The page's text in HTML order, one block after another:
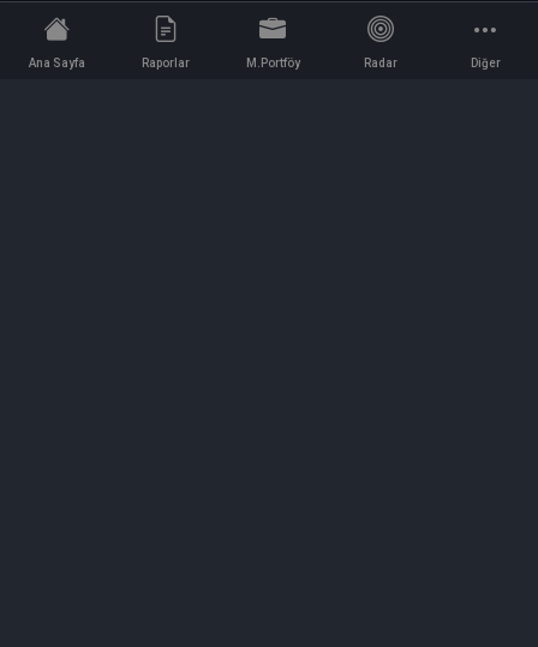
Ana Sayfa Raporlar M.Portföy Radar Diğer